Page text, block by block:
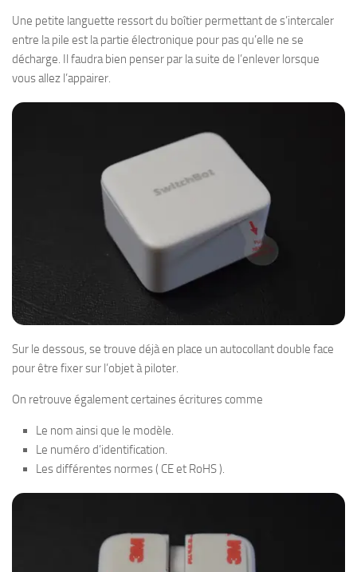
Une petite languette ressort du boîtier permettant de s’intercaler
entre la pile est la partie électronique pour pas qu’elle ne se
décharge. Il faudra bien penser par la suite de l’enlever lorsque
vous allez l’appairer.
Sur le dessous, se trouve déjà en place un autocollant double face
pour être fixer sur l’objet à piloter.
On retrouve également certaines écritures comme
Le nom ainsi que le modèle.
Le numéro d’identification.
Les différentes normes ( CE et RoHS ).